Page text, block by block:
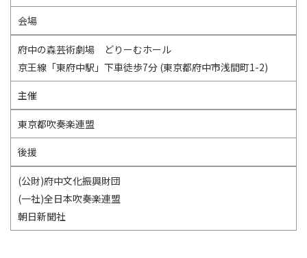
会場
府中の森芸術劇場 どりーむホール
京王線「東府中駅」下車徒歩7分 (東京都府中市浅間町1-2)
主催
東京都吹奏楽連盟
後援
(公財)府中文化振興財団
(一社)全日本吹奏楽連盟
朝日新聞社